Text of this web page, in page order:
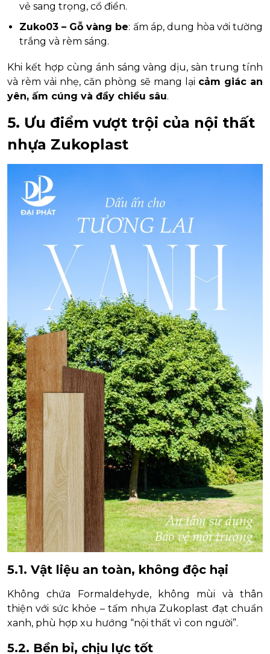
vẻ sang trọng, cổ điển.
Zuko03 – Gỗ vàng be: ấm áp, dung hòa với tường
trắng và rèm sáng.
Khi kết hợp cùng ánh sáng vàng dịu, sàn trung tính
và rèm vải nhẹ, căn phòng sẽ mang lại cảm giác an
yên, ấm cúng và đầy chiều sâu.
5. Ưu điểm vượt trội của nội thất
nhựa Zukoplast
5.1. Vật liệu an toàn, không độc hại
Không chứa Formaldehyde, không mùi và thân
thiện với sức khỏe – tấm nhựa Zukoplast đạt chuẩn
xanh, phù hợp xu hướng “nội thất vì con người”.
5.2. Bền bỉ, chịu lực tốt